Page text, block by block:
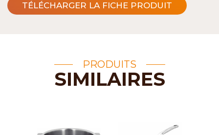
TÉLÉCHARGER LA FICHE PRODUIT
PRODUITS
SIMILAIRES